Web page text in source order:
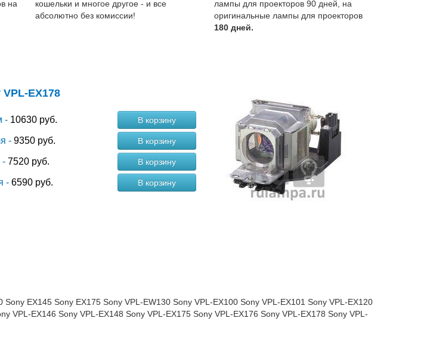
на
кошельки и многое другое - и все
абсолютно без комиссии!
лампы для проекторов 90 дней, на
оригинальные лампы для проекторов
180 дней.
EX178
- 10630 руб. В корзину
- 9350 руб. В корзину
- 7520 руб. В корзину
- 6590 руб. В корзину
Sony EX145 Sony EX175 Sony VPL-EW130 Sony VPL-EX100 Sony VPL-EX101 Sony VPL-EX120
VPL-EX146 Sony VPL-EX148 Sony VPL-EX175 Sony VPL-EX176 Sony VPL-EX178 Sony VPL-